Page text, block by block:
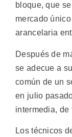
bloque, que
mercado
arancelaria
Después de
se adecue a
común de un
en julio
intermedia, de
Los técnicos